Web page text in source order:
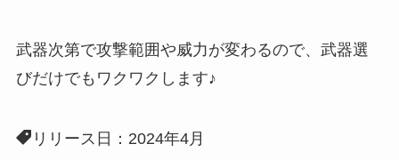
武器次第で攻撃範囲や威力が変わるので、武器選
びだけでもワクワクします♪
リリース日：2024年4月